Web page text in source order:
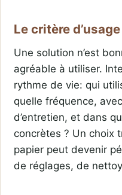
Le critère d’usage
Une solution n’est
agréable à utiliser.
rythme de vie: qui
quelle fréquence,
d’entretien, et dans
concrètes ? Un choix
papier peut devenir
de réglages, de